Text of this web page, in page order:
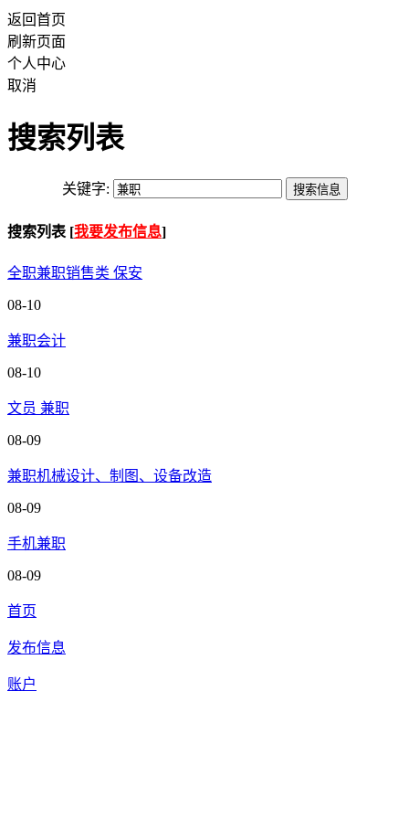
返回首页
刷新页面
个人中心
取消
搜索列表
关键字:
搜索列表 [我要发布信息]
全职兼职销售类 保安
08-10
兼职会计
08-10
文员 兼职
08-09
兼职机械设计、制图、设备改造
08-09
手机兼职
08-09
首页
发布信息
账户